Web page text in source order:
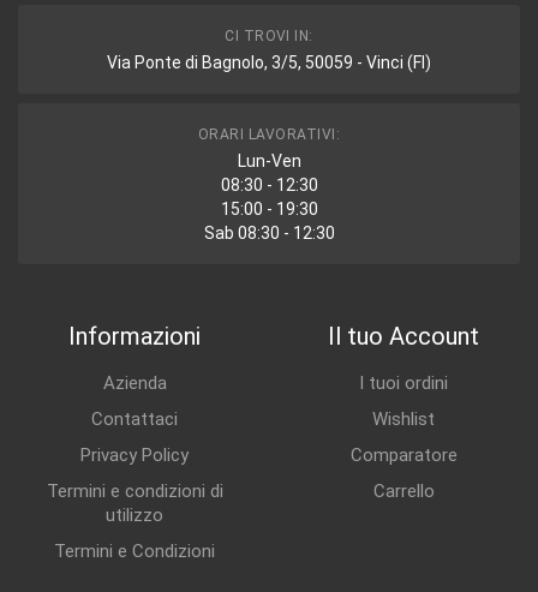
CI TROVI IN:
Via Ponte di Bagnolo, 3/5, 50059 - Vinci (FI)
ORARI LAVORATIVI:
Lun-Ven
08:30 - 12:30
15:00 - 19:30
Sab 08:30 - 12:30
Informazioni
Azienda
Contattaci
Privacy Policy
Termini e condizioni di
utilizzo
Termini e Condizioni
Il tuo Account
I tuoi ordini
Wishlist
Comparatore
Carrello